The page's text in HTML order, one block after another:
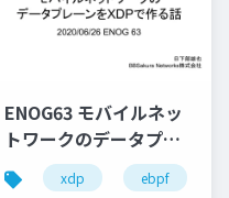
test ci go
ENOG63 モバイルネッ
トワークのデータプレ
ーンをXDPで作る話
xdp ebpf